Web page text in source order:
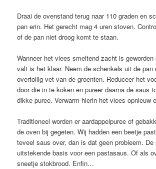
Draai de ovenstand terug naar 110 graden en
pan erin. Het gerecht mag 4 uren stoven.
of de pan niet droog komt te staan.
Wanneer het vlees smeltend zacht is
valt is het klaar. Neem de schenkels uit de pan
overtollig vet van de groenten. Reduceer het
door die in te koken en pureer daarna de saus
dikke puree. Verwarm hierin het vlees opnieuw
Traditioneel worden er aardappelpuree of
de oven bij gegeten. Wij hadden een beetje
teveel saus over, dan is dat geen probleem.
uitstekende basis voor een pastasaus. Of als
sneetje stokbrood. Enfin…